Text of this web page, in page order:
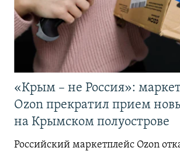
«Крым – не Россия»:
Ozon прекратил прием
на Крымском полуострове
Российский маркетплейс Ozon